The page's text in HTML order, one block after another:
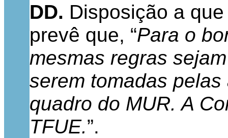
DD. Disposição a
prevê que, “Para o
mesmas regras
serem tomadas
quadro do MUR. A
TFUE.”.